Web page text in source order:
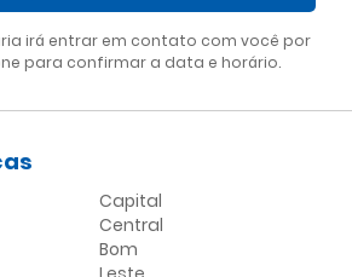
irá entrar em contato com você por
para confirmar a data e horário.
Capital
Central
Bom